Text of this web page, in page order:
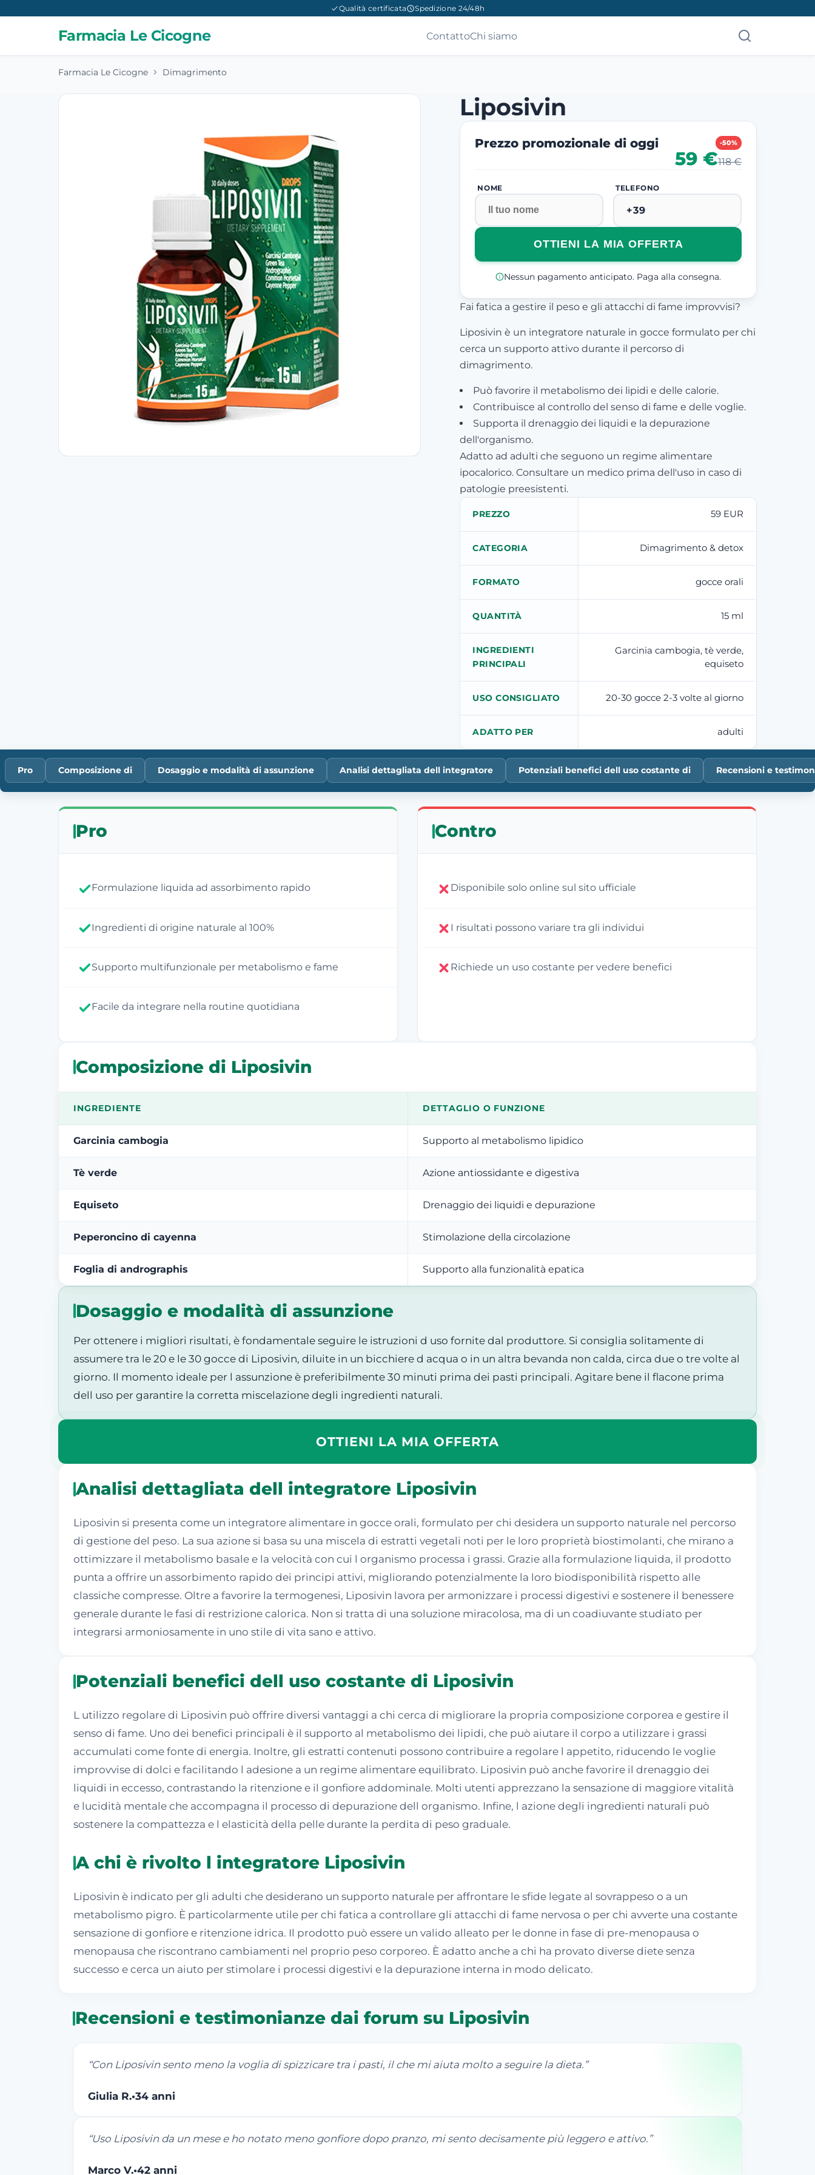
Qualità certificata Spedizione 24/48h
Farmacia Le Cicogne ContattoChi siamo
Farmacia Le Cicogne Dimagrimento
Liposivin
Prezzo promozionale di oggi -50%
59 €118 €
NOME TELEFONO
OTTIENI LA MIA OFFERTA
Nessun pagamento anticipato. Paga alla consegna.
Fai fatica a gestire il peso e gli attacchi di fame improvvisi?
Liposivin è un integratore naturale in gocce formulato per chi
cerca un supporto attivo durante il percorso di
dimagrimento.
Può favorire il metabolismo dei lipidi e delle calorie.
Contribuisce al controllo del senso di fame e delle voglie.
Supporta il drenaggio dei liquidi e la depurazione
dell'organismo.
Adatto ad adulti che seguono un regime alimentare
ipocalorico. Consultare un medico prima dell'uso in caso di
patologie preesistenti.
PREZZO 59 EUR
CATEGORIA Dimagrimento & detox
FORMATO gocce orali
QUANTITÀ 15 ml
INGREDIENTI
PRINCIPALI
Garcinia cambogia, tè verde,
equiseto
USO CONSIGLIATO 20-30 gocce 2-3 volte al giorno
ADATTO PER adulti
Pro Composizione di Dosaggio e modalità di assunzione Analisi dettagliata dell integratore Potenziali benefici dell uso costante di Recensioni e
Pro
Formulazione liquida ad assorbimento rapido
Ingredienti di origine naturale al 100%
Supporto multifunzionale per metabolismo e fame
Facile da integrare nella routine quotidiana
Contro
Disponibile solo online sul sito ufficiale
I risultati possono variare tra gli individui
Richiede un uso costante per vedere benefici
Composizione di Liposivin
INGREDIENTE DETTAGLIO O FUNZIONE
Garcinia cambogia Supporto al metabolismo lipidico
Tè verde Azione antiossidante e digestiva
Equiseto Drenaggio dei liquidi e depurazione
Peperoncino di cayenna Stimolazione della circolazione
Foglia di andrographis Supporto alla funzionalità epatica
Dosaggio e modalità di assunzione
Per ottenere i migliori risultati, è fondamentale seguire le istruzioni d uso fornite dal produttore. Si consiglia solitamente di
assumere tra le 20 e le 30 gocce di Liposivin, diluite in un bicchiere d acqua o in un altra bevanda non calda, circa due o tre volte al
giorno. Il momento ideale per l assunzione è preferibilmente 30 minuti prima dei pasti principali. Agitare bene il flacone prima
dell uso per garantire la corretta miscelazione degli ingredienti naturali.
OTTIENI LA MIA OFFERTA
Analisi dettagliata dell integratore Liposivin
Liposivin si presenta come un integratore alimentare in gocce orali, formulato per chi desidera un supporto naturale nel percorso
di gestione del peso. La sua azione si basa su una miscela di estratti vegetali noti per le loro proprietà biostimolanti, che mirano a
ottimizzare il metabolismo basale e la velocità con cui l organismo processa i grassi. Grazie alla formulazione liquida, il prodotto
punta a offrire un assorbimento rapido dei principi attivi, migliorando potenzialmente la loro biodisponibilità rispetto alle
classiche compresse. Oltre a favorire la termogenesi, Liposivin lavora per armonizzare i processi digestivi e sostenere il benessere
generale durante le fasi di restrizione calorica. Non si tratta di una soluzione miracolosa, ma di un coadiuvante studiato per
integrarsi armoniosamente in uno stile di vita sano e attivo.
Potenziali benefici dell uso costante di Liposivin
L utilizzo regolare di Liposivin può offrire diversi vantaggi a chi cerca di migliorare la propria composizione corporea e gestire il
senso di fame. Uno dei benefici principali è il supporto al metabolismo dei lipidi, che può aiutare il corpo a utilizzare i grassi
accumulati come fonte di energia. Inoltre, gli estratti contenuti possono contribuire a regolare l appetito, riducendo le voglie
improvvise di dolci e facilitando l adesione a un regime alimentare equilibrato. Liposivin può anche favorire il drenaggio dei
liquidi in eccesso, contrastando la ritenzione e il gonfiore addominale. Molti utenti apprezzano la sensazione di maggiore vitalità
e lucidità mentale che accompagna il processo di depurazione dell organismo. Infine, l azione degli ingredienti naturali può
sostenere la compattezza e l elasticità della pelle durante la perdita di peso graduale.
A chi è rivolto l integratore Liposivin
Liposivin è indicato per gli adulti che desiderano un supporto naturale per affrontare le sfide legate al sovrappeso o a un
metabolismo pigro. È particolarmente utile per chi fatica a controllare gli attacchi di fame nervosa o per chi avverte una costante
sensazione di gonfiore e ritenzione idrica. Il prodotto può essere un valido alleato per le donne in fase di pre-menopausa o
menopausa che riscontrano cambiamenti nel proprio peso corporeo. È adatto anche a chi ha provato diverse diete senza
successo e cerca un aiuto per stimolare i processi digestivi e la depurazione interna in modo delicato.
Recensioni e testimonianze dai forum su Liposivin
“Con Liposivin sento meno la voglia di spizzicare tra i pasti, il che mi aiuta molto a seguire la dieta. ”
Giulia R.•34 anni
“Uso Liposivin da un mese e ho notato meno gonfiore dopo pranzo, mi sento decisamente più leggero e attivo. ”
Marco V.•42 anni